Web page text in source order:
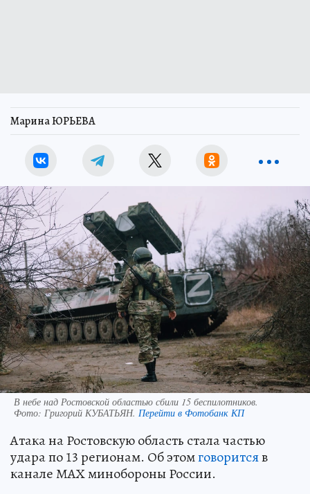
Марина ЮРЬЕВА
В небе над Ростовской областью сбили 15 беспилотников.
Фото: Григорий КУБАТЬЯН. Перейти в Фотобанк КП
Атака на Ростовскую область стала частью
удара по 13 регионам. Об этомговоритсяв
канале МАХ минобороны России.